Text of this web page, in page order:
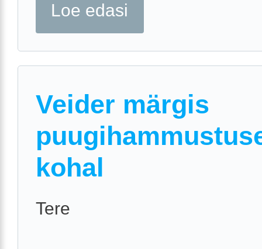
Loe edasi
Veider märgis
kohal
Tere